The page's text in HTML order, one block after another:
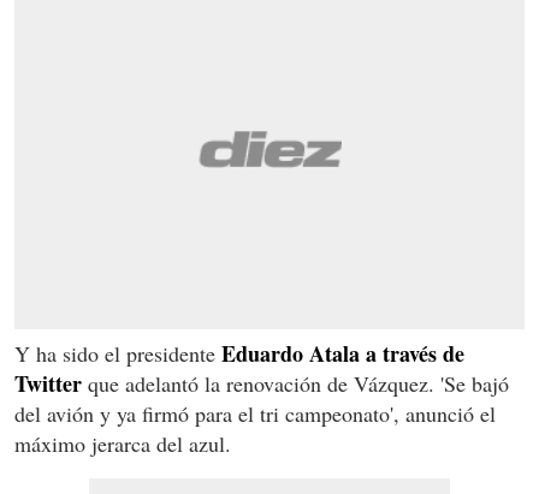
Y ha sido el presidente Eduardo Atala a través de
Twitter que adelantó la renovación de Vázquez. 'Se bajó
del avión y ya firmó para el tri campeonato', anunció el
máximo jerarca del azul.